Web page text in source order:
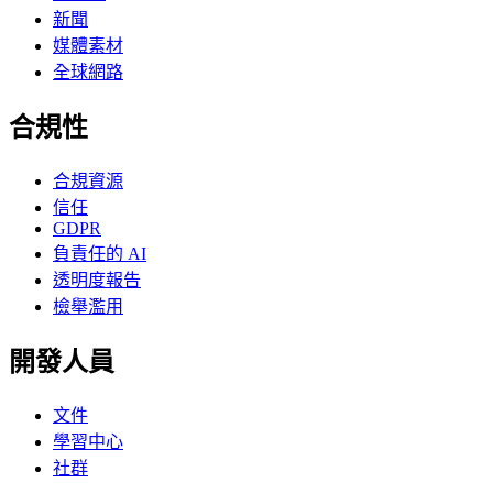
新聞
媒體素材
全球網路
合規性
合規資源
信任
GDPR
負責任的 AI
透明度報告
檢舉濫用
開發人員
文件
學習中心
社群